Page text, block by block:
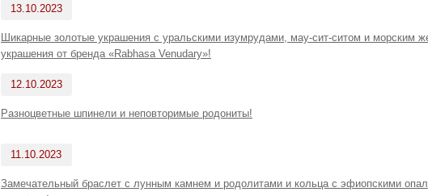
13.10.2023
Шикарные золотые украшения с уральскими изумрудами, мау-сит-ситом и морским
украшения от бренда «Rabhasa Venudary»!
12.10.2023
Разноцветные шпинели и неповторимые родониты!
11.10.2023
Замечательный браслет с лунным камнем и родолитами и кольца с эфиопскими